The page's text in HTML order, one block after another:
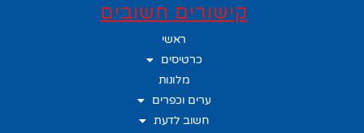
קישורים חשובים
ראשי
כרטיסים
מלונות
ערים וכפרים
חשוב לדעת